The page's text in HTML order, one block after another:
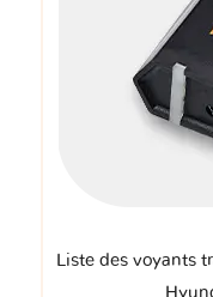
Liste des voyants